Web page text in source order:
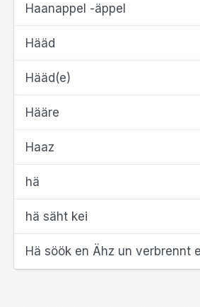
Haanappel -äppel
Hääd
Hääd(e)
Hääre
Haaz
hä
hä säht kei
Hä söök en Ähz un verbrennt